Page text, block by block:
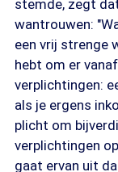
stemde, zegt
wantrouwen:
een vrij strenge
hebt om er
verplichtingen:
als je ergens
plicht om
verplichtingen
gaat ervan uit